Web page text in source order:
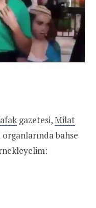
gazetesi,Milat
organlarında bahse